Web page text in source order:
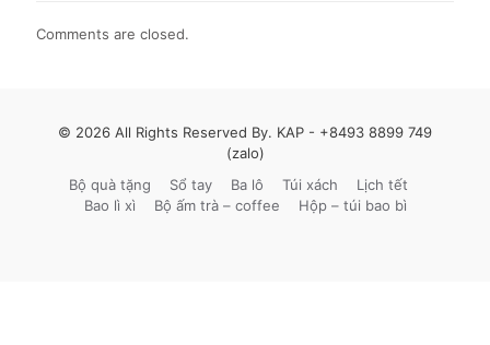
Comments are closed.
© 2026 All Rights Reserved By. KAP - +8493 8899 749
(zalo)
Bộ quà tặng
Sổ tay Ba lô Túi xách
Lịch tết
Bao lì xì
Bộ ấm trà – coffee Hộp – túi bao bì